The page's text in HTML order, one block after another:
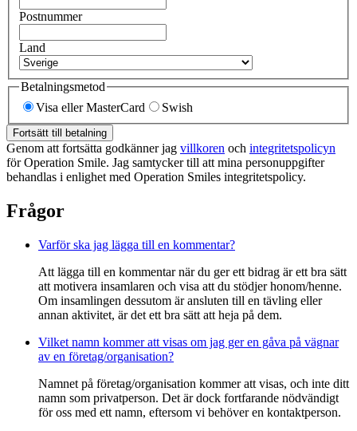
Postnummer
Land
Betalningsmetod
Visa eller MasterCard
Swish
Fortsätt till betalning
Genom att fortsätta godkänner jag villkoren och integritetspolicyn
för Operation Smile. Jag samtycker till att mina personuppgifter
behandlas i enlighet med Operation Smiles integritetspolicy.
Frågor
Varför ska jag lägga till en kommentar?
Att lägga till en kommentar när du ger ett bidrag är ett bra sätt
att motivera insamlaren och visa att du stödjer honom/henne.
Om insamlingen dessutom är ansluten till en tävling eller
annan aktivitet, är det ett bra sätt att heja på dem.
Vilket namn kommer att visas om jag ger en gåva på vägnar
av en företag/organisation?
Namnet på företag/organisation kommer att visas, och inte ditt
namn som privatperson. Det är dock fortfarande nödvändigt
för oss med ett namn, eftersom vi behöver en kontaktperson.